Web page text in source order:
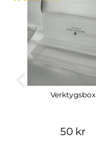
Verktygsbox
50 kr